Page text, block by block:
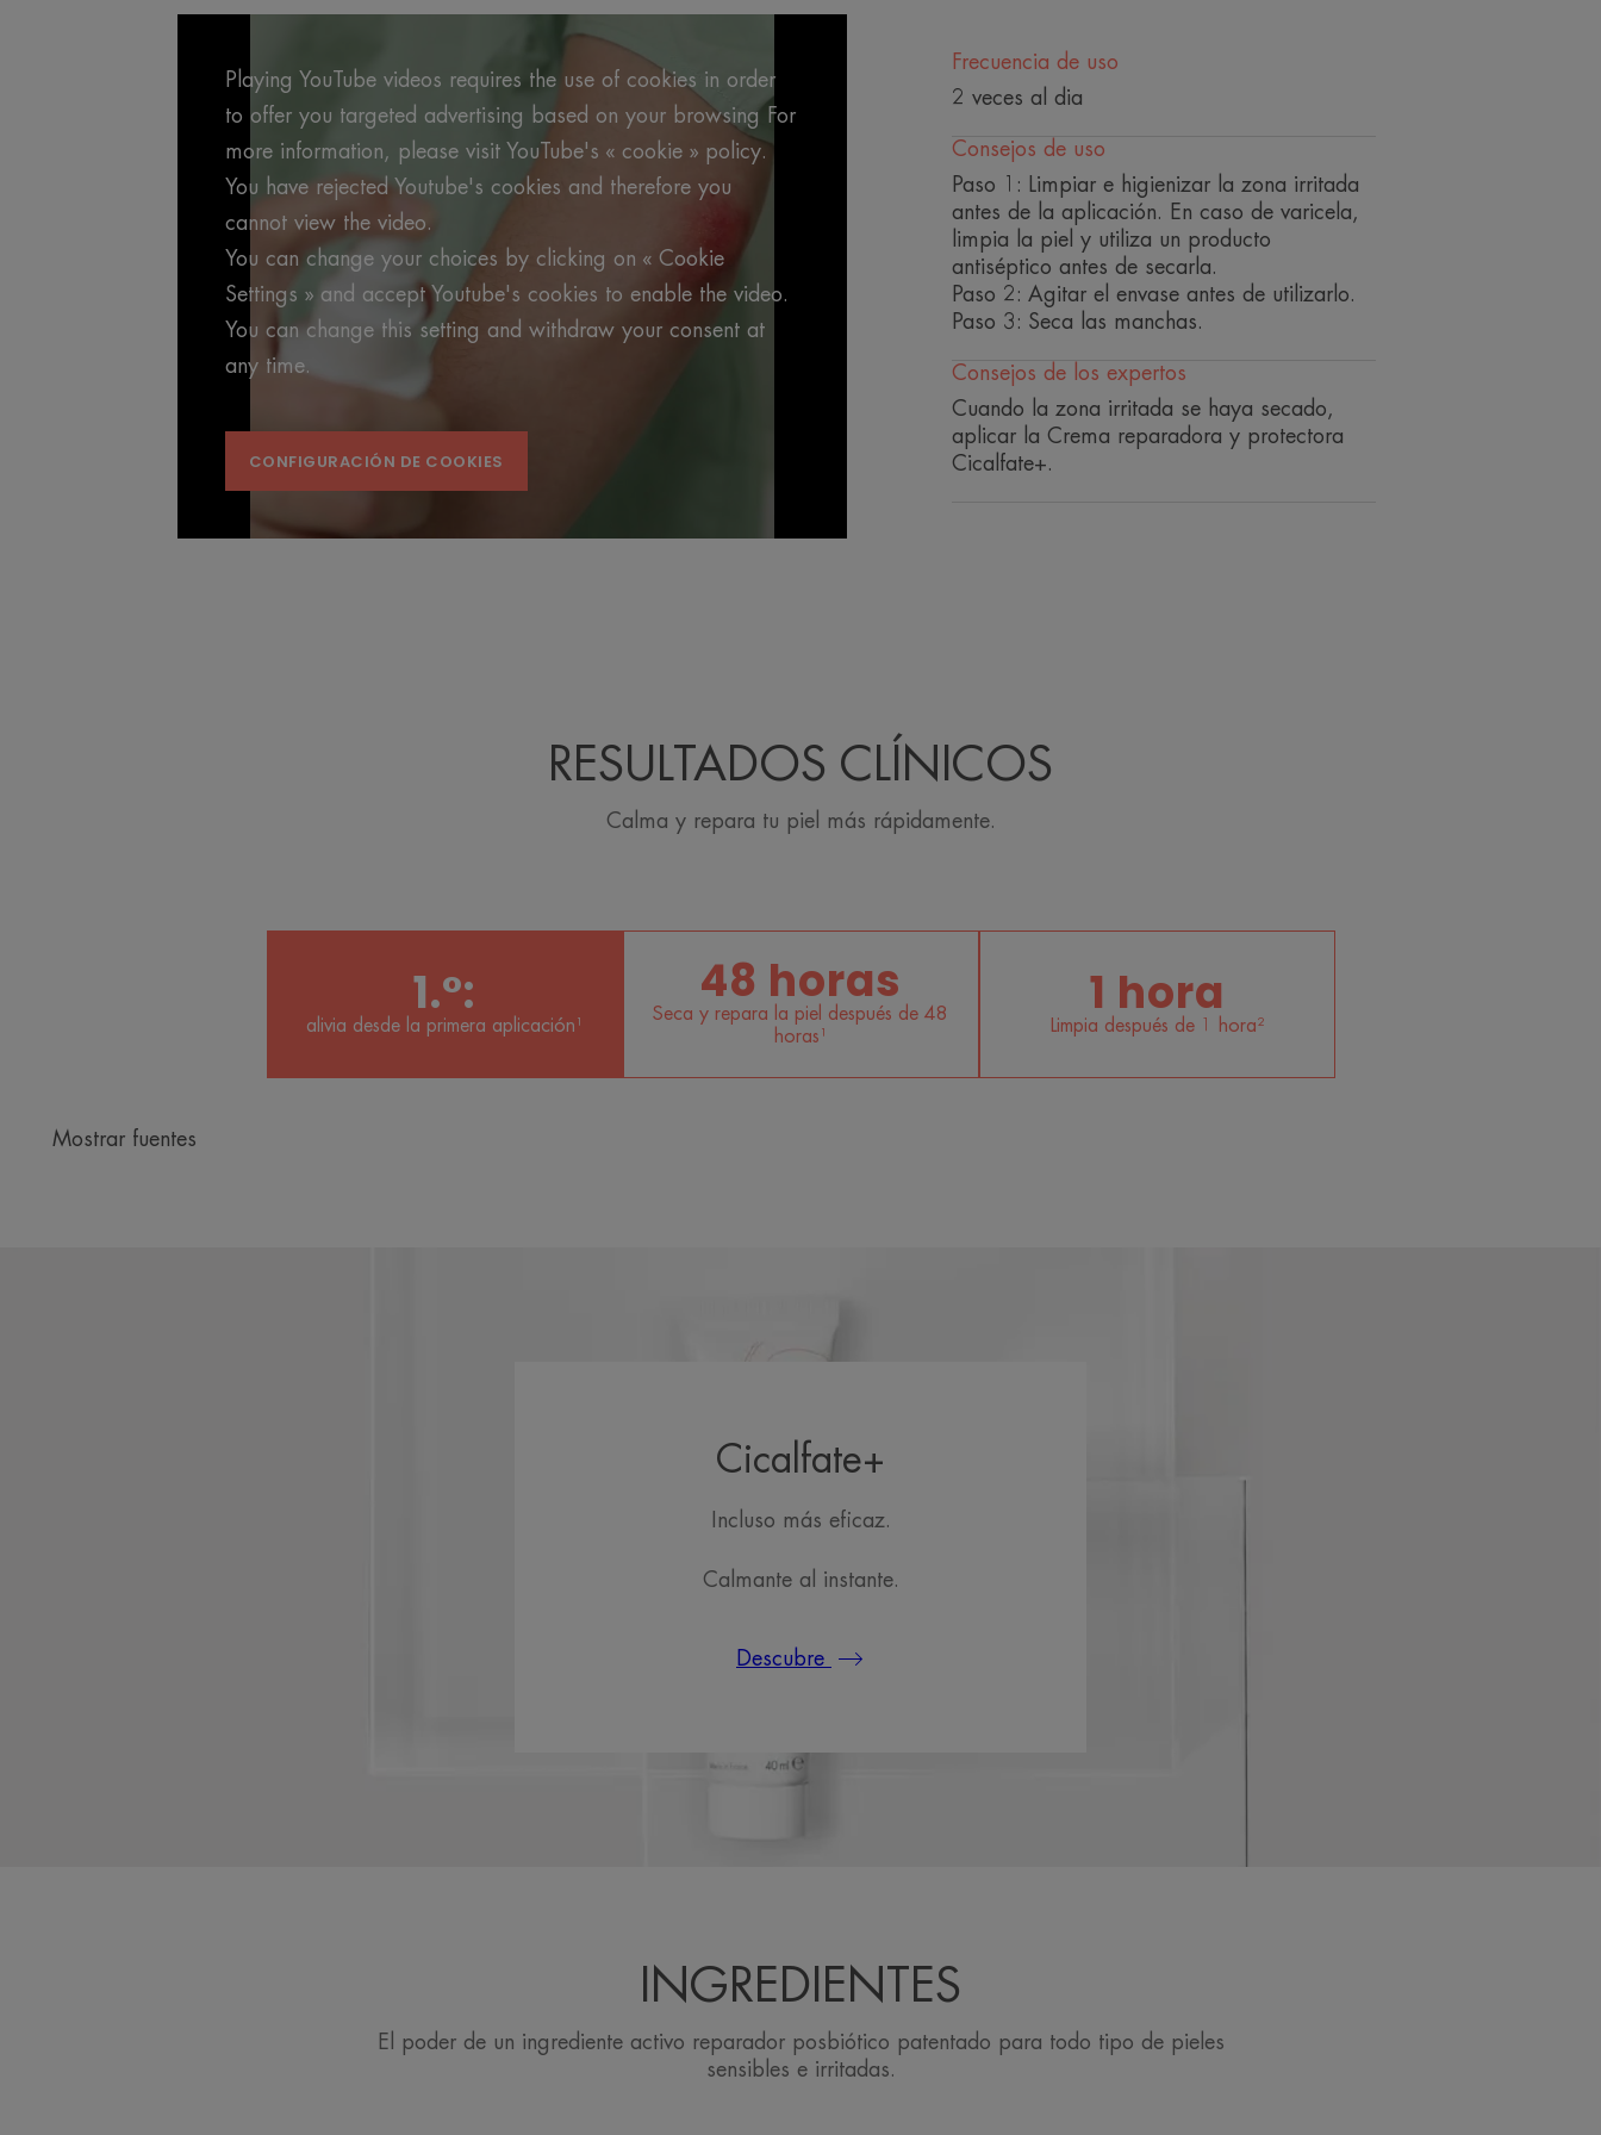
Beneficios
• SECANTE : Los polvos absorbentes secan las irritaciones de la cara, el
cuerpo y las nalgas con tendencia a la maceración.
• REPARADOR** : [C⁺-Restore]™, el primer ingrediente reparador
posbiótico derivado del Agua Termal de Avène, favorece la reparación
epidérmica.
• DESINFECTANTE : Los sulfatos de cobre y zinc limitan el riesgo de
Playing YouTube videos requires the use of cookies in order
to offer you targeted advertising based on your browsing For
more information, please visit YouTube's « cookie » policy.
You have rejected Youtube's cookies and therefore you
cannot view the video.
You can change your choices by clicking on « Cookie
Settings » and accept Youtube's cookies to enable the video.
You can change this setting and withdraw your consent at
any time.
CONFIGURACIÓN DE COOKIES
Frecuencia de uso
2 veces al dia
Consejos de uso
Paso 1: Limpiar e higienizar la zona irritada
antes de la aplicación. En caso de varicela,
limpia la piel y utiliza un producto
antiséptico antes de secarla.
Paso 2: Agitar el envase antes de utilizarlo.
Paso 3: Seca las manchas.
Consejos de los expertos
Cuando la zona irritada se haya secado,
aplicar la Crema reparadora y protectora
Cicalfate+.
RESULTADOS CLÍNICOS
Calma y repara tu piel más rápidamente.
1.°:
alivia desde la primera aplicación¹
48 horas
Seca y repara la piel después de 48
horas¹
1 hora
Limpia después de 1 hora²
Mostrar fuentes
Cicalfate+
Incluso más eficaz.
Calmante al instante.
Descubre
INGREDIENTES
El poder de un ingrediente activo reparador posbiótico patentado para todo tipo de pieles
sensibles e irritadas.